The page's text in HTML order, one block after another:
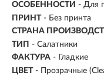
ОСОБЕННОСТИ - Для
ПРИНТ - Без принта
СТРАНА
ТИП - Салатники
ФАКТУРА - Гладкие
ЦВЕТ - Прозрачные